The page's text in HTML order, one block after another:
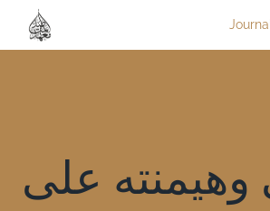
Journal
وهيمنته على